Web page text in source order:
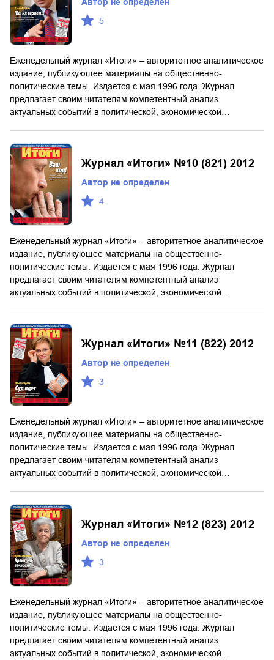
5
Еженедельный журнал «Итоги» – авторитетное аналитическое
издание, публикующее материалы на общественно-
политические темы. Издается с мая 1996 года. Журнал
предлагает своим читателям компетентный анализ
актуальных событий в политической, экономической…
Журнал «Итоги» №10 (821) 2012
Автор не определен
4
Еженедельный журнал «Итоги» – авторитетное аналитическое
издание, публикующее материалы на общественно-
политические темы. Издается с мая 1996 года. Журнал
предлагает своим читателям компетентный анализ
актуальных событий в политической, экономической…
Журнал «Итоги» №11 (822) 2012
Автор не определен
3
Еженедельный журнал «Итоги» – авторитетное аналитическое
издание, публикующее материалы на общественно-
политические темы. Издается с мая 1996 года. Журнал
предлагает своим читателям компетентный анализ
актуальных событий в политической, экономической…
Журнал «Итоги» №12 (823) 2012
Автор не определен
3
Еженедельный журнал «Итоги» – авторитетное аналитическое
издание, публикующее материалы на общественно-
политические темы. Издается с мая 1996 года. Журнал
предлагает своим читателям компетентный анализ
актуальных событий в политической, экономической…